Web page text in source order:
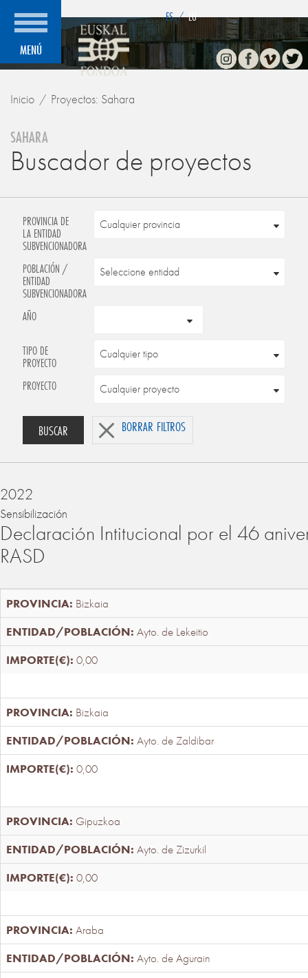
MENÚ
ES / EU
InstagramFacebook
Vimeo
Inicio Proyectos: Sahara
SAHARA
Buscador de proyectos
PROVINCIA DE
LA ENTIDAD
SUBVENCIONADORA
POBLACIÓN /
ENTIDAD
SUBVENCIONADORA
AÑO
TIPO DE
PROYECTO
PROYECTO
BUSCAR BORRAR FILTROS
2022
Sensibilización
Declaración Intitucional por el 46
RASD
Bizkaia
Ayto. de Lekeitio
0,00
Bizkaia
Ayto. de Zaldibar
0,00
Gipuzkoa
Ayto. de Zizurkil
0,00
Araba
Ayto. de Agurain